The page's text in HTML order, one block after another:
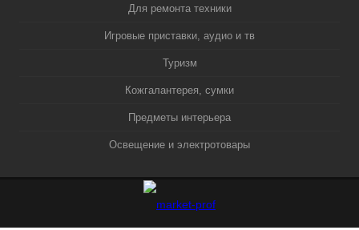
Для ремонта техники
Игровые приставки, аудио и тв
Туризм
Кожгалантерея, сумки
Предметы интерьера
Освещение и электротовары